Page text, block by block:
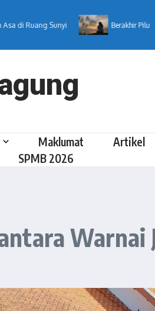
Sunyi Berakhir Pilu
Maklumat Artikel
SPMB 2026